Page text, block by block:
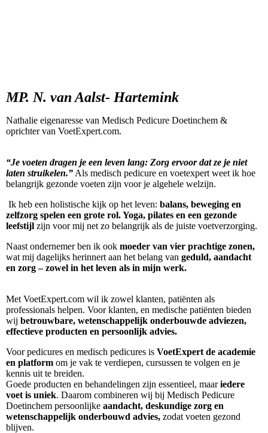
MP. N. van Aalst- Hartemink
Nathalie eigenaresse van Medisch Pedicure Doetinchem &
oprichter van VoetExpert.com.
“Je voeten dragen je een leven lang: Zorg ervoor dat ze je niet
laten struikelen.” Als medisch pedicure en voetexpert weet ik hoe
belangrijk gezonde voeten zijn voor je algehele welzijn.
Ik heb een holistische kijk op het leven: balans, beweging en
zelfzorg spelen een grote rol. Yoga, pilates en een gezonde
leefstijl zijn voor mij net zo belangrijk als de juiste voetverzorging.
Naast ondernemer ben ik ook moeder van vier prachtige zonen,
wat mij dagelijks herinnert aan het belang van geduld, aandacht
en zorg – zowel in het leven als in mijn werk.
Met VoetExpert.com wil ik zowel klanten, patiënten als
professionals helpen. Voor klanten, en medische patiënten bieden
wij betrouwbare, wetenschappelijk onderbouwde adviezen,
effectieve producten en persoonlijk advies.
Voor pedicures en medisch pedicures is VoetExpert de academie
en platform om je vak te verdiepen, cursussen te volgen en je
kennis uit te breiden.
Goede producten en behandelingen zijn essentieel, maariedere
voet is uniek. Daarom combineren wij bij Medisch Pedicure
Doetinchem persoonlijke aandacht, deskundige zorg en
wetenschappelijk onderbouwd advies, zodat voeten gezond
blijven.